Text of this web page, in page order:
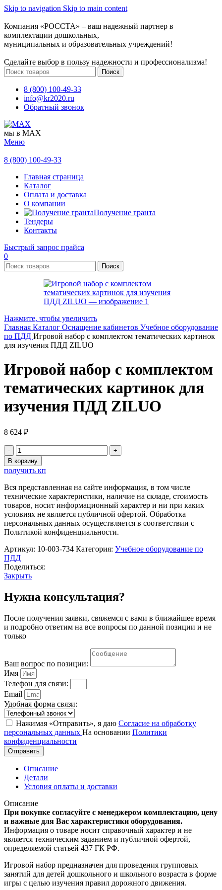
Skip to navigation Skip to main content
Компания «РОССТА» – ваш надежный партнер в
комплектации дошкольных,
муниципальных и образовательных учреждений!
Сделайте выбор в пользу надежности и профессионализма!
Поиск
8 (800) 100-49-33
info@kr2020.ru
Обратный звонок
мы в MAX
Меню
8 (800) 100-49-33
Главная страница
Каталог
Оплата и доставка
О компании
Получение гранта
Тендеры
Контакты
Быстрый запрос прайса
0
Поиск
Нажмите, чтобы увеличить
Главная Каталог Оснащение кабинетов Учебное оборудование
по ПДД Игровой набор с комплектом тематических картинок
для изучения ПДД ZILUO
Игровой набор с комплектом
тематических картинок для
изучения ПДД ZILUO
8 624 ₽
Количество
товара
Игровой
набор
с
комплектом
тематических
картинок
для
изучения
ZILUO
В корзину
получить кп
Вся представленная на сайте информация, в том числе
технические характеристики, наличие на складе, стоимость
товаров, носит информационный характер и ни при каких
условиях не является публичной офертой. Обработка
персональных данных осуществляется в соответствии с
Политикой конфиденциальности.
Артикул: 10-003-734 Категория: Учебное оборудование по
ПДД
Поделиться:
Закрыть
Нужна консультация?
После получения заявки, свяжемся с вами в ближайшее время
и подробно ответим на все вопросы по данной позиции и не
только
Ваш вопрос по позиции:
Имя
Телефон для связи:
Email
Удобная форма связи:
Нажимая «Отправить», я даю Согласие на обработку
персональных данных На основании Политики
конфиденциальности
Отправить
Описание
Детали
Условия оплаты и доставки
Описание
При покупке согласуйте с менеджером комплектацию, цену
и важные для Вас характеристики оборудования.
Информация о товаре носит справочный характер и не
является техническим заданием и публичной офертой,
определяемой статьей 437 ГК РФ.
Игровой набор предназначен для проведения групповых
занятий для детей дошкольного и школьного возраста в форме
игры с целью изучения правил дорожного движения.